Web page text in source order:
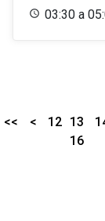
03:30 a
<< < 12 13
16